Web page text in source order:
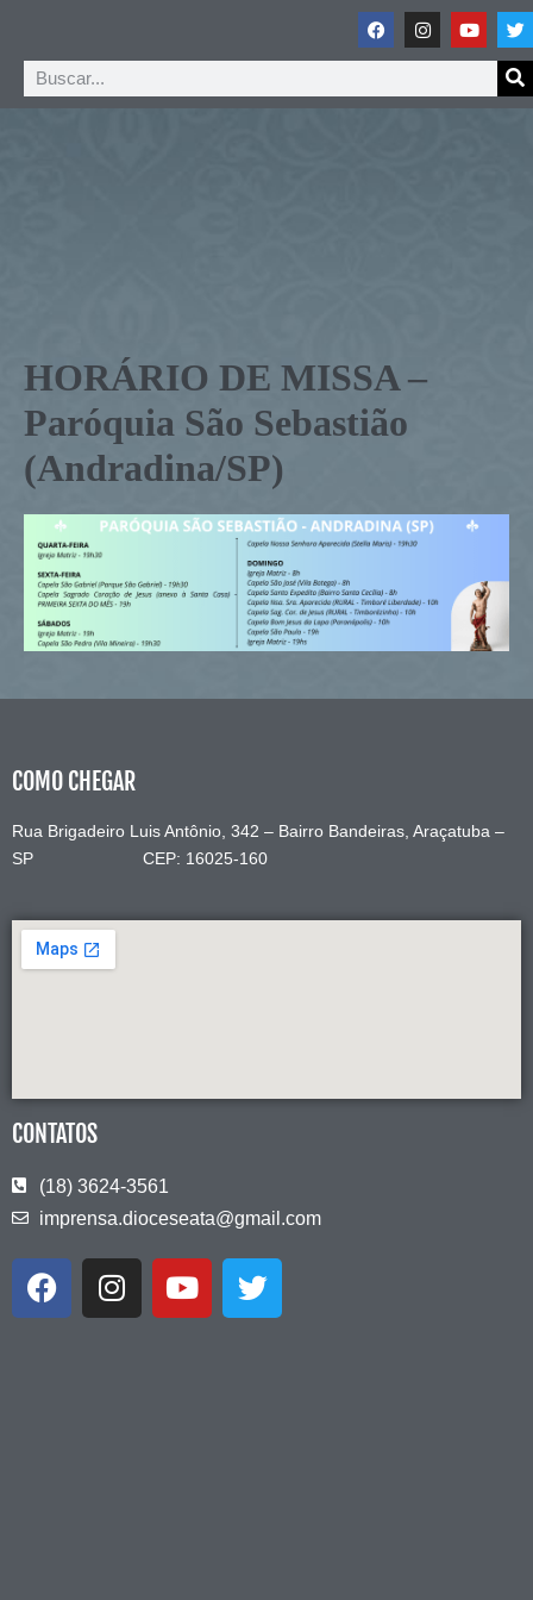
HORÁRIO DE MISSA –
Paróquia São Sebastião
(Andradina/SP)
COMO CHEGAR
Rua Brigadeiro Luis Antônio, 342 – Bairro Bandeiras, Araçatuba –
SP CEP: 16025-160
CONTATOS
(18) 3624-3561
imprensa.dioceseata@gmail.com